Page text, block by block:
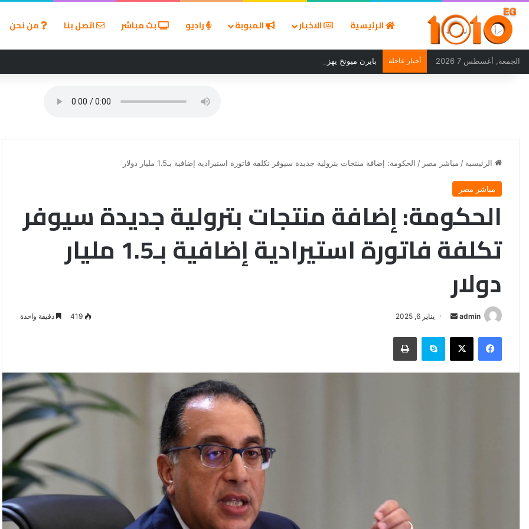
الرئيسية الاخبار المبوبة راديو بث مباشر اتصل بنا من نحن
الجمعة, أغسطس 7 2026 أخبار عاجلة بايرن ميونخ يهزم أستون فيلا 2-1 وديًا ويواصل استعداداته للموسم الجديد
الرئيسية / مباشر مصر / الحكومة: إضافة منتجات بترولية جديدة سيوفر تكلفة فاتورة استيرادية إضافية بـ1.5 مليار دولار
مباشر مصر
الحكومة: إضافة منتجات بترولية جديدة سيوفر
تكلفة فاتورة استيرادية إضافية بـ1.5 مليار
دولار
admin
أرسل
إلكترونيا
يناير 6, 2025 419 دقيقة واحدة
فيسبوك ‫X سكايب طباعة